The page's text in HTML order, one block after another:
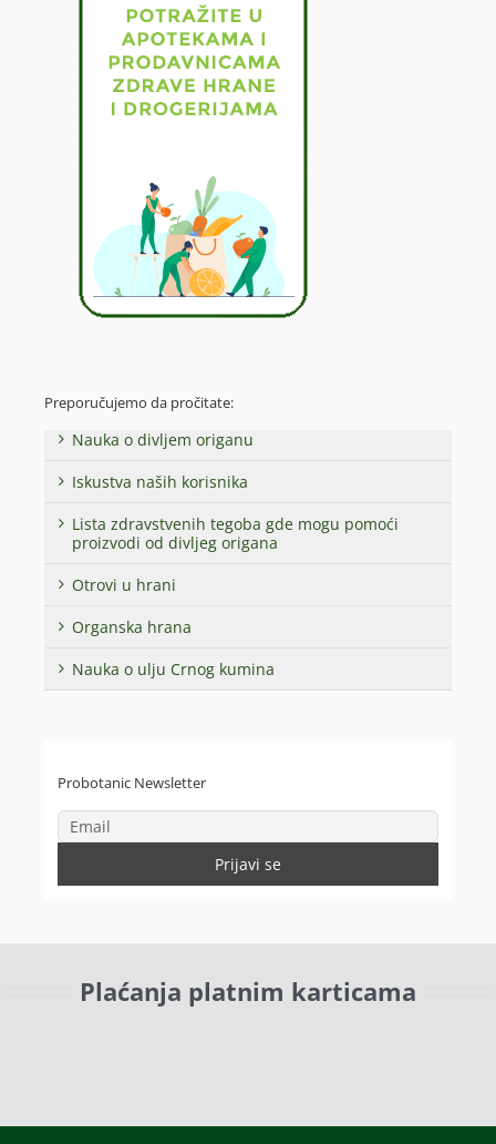
Preporučujemo da pročitate:
Nauka o divljem origanu
Iskustva naših korisnika
Lista zdravstvenih tegoba gde mogu pomoći
proizvodi od divljeg origana
Otrovi u hrani
Organska hrana
Nauka o ulju Crnog kumina
Probotanic Newsletter
Plaćanja platnim karticama